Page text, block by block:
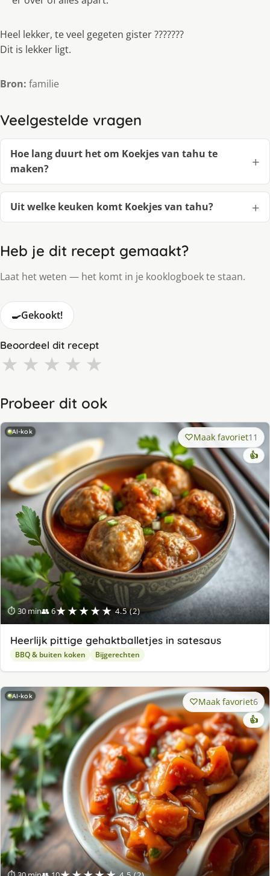
Heel lekker, te veel gegeten gister ???????
Dit is lekker ligt.
Bron: familie
Veelgestelde vragen
Hoe lang duurt het om Koekjes van tahu te
maken?
Uit welke keuken komt Koekjes van tahu?
Heb je dit recept gemaakt?
Laat het weten — het komt in je kooklogboek te staan.
🍳Gekookt!
Beoordeel dit recept
★ ★ ★ ★ ★
Probeer dit ook
AI-kok
⏱ 30 min👥 6★★★★★ 4.5 (2)
Maak favoriet11
👍
Heerlijk pittige gehaktballetjes in satesaus
BBQ & buiten koken Bijgerechten
AI-kok Maak favoriet6
👍